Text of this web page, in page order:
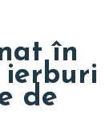
în
ierburi
de